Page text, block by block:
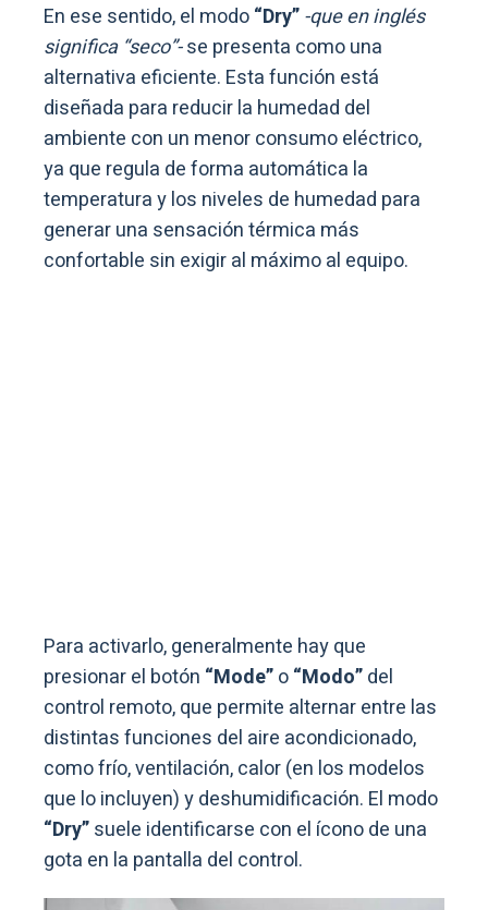
En ese sentido, el modo“Dry”-que en inglés
significa “seco”-se presenta como una
alternativa eficiente. Esta función está
diseñada para reducir la humedad del
ambiente con un menor consumo eléctrico,
ya que regula de forma automática la
temperatura y los niveles de humedad para
generar una sensación térmica más
confortable sin exigir al máximo al equipo.
Para activarlo, generalmente hay que
presionar el botón “Mode”o“Modo”del
control remoto, que permite alternar entre las
distintas funciones del aire acondicionado,
como frío, ventilación, calor (en los modelos
que lo incluyen) y deshumidificación. El modo
“Dry”suele identificarse con el ícono de una
gota en la pantalla del control.